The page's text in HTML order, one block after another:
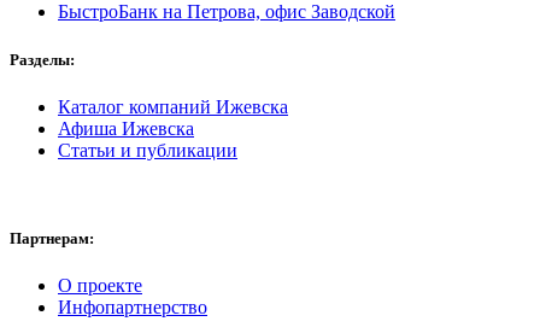
БыстроБанк на Петрова, офис Заводской
Разделы:
Каталог компаний Ижевска
Афиша Ижевска
Статьи и публикации
Партнерам:
О проекте
Инфопартнерство